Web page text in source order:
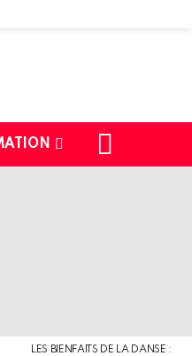
LES BIENFAITS DE LA DANSE :